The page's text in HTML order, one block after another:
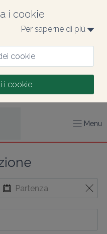
i cookie
Per saperne di più
cookie
i cookie
Menu